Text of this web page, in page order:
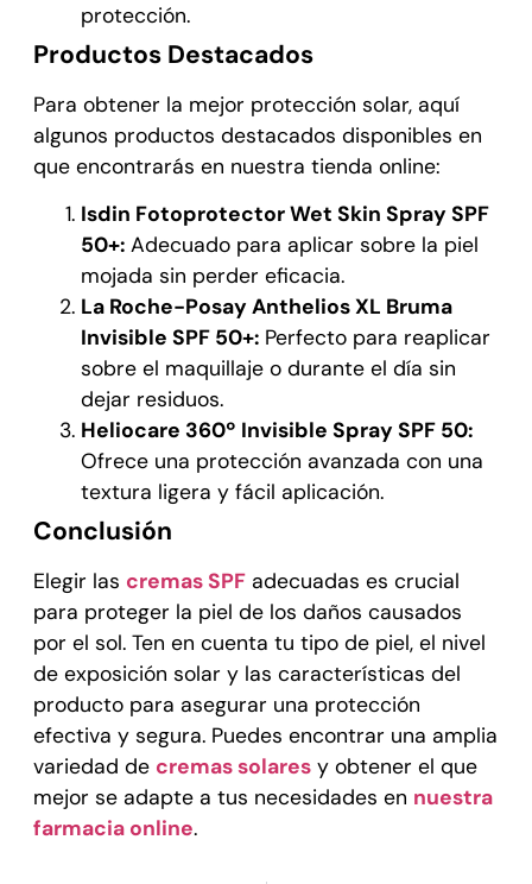
protección.
Productos Destacados
Para obtener la mejor protección solar, aquí
algunos productos destacados disponibles en
que encontrarás en nuestra tienda online:
Isdin Fotoprotector Wet Skin Spray SPF
50+:Adecuado para aplicar sobre la piel
mojada sin perder eficacia.
La Roche-Posay Anthelios XL Bruma
Invisible SPF 50+:Perfecto para reaplicar
sobre el maquillaje o durante el día sin
dejar residuos.
Heliocare 360º Invisible Spray SPF 50:
Ofrece una protección avanzada con una
textura ligera y fácil aplicación.
Conclusión
Elegir las cremas SPFadecuadas es crucial
para proteger la piel de los daños causados
por el sol. Ten en cuenta tu tipo de piel, el nivel
de exposición solar y las características del
producto para asegurar una protección
efectiva y segura. Puedes encontrar una amplia
variedad de cremas solaresy obtener el que
mejor se adapte a tus necesidades en nuestra
farmacia online.